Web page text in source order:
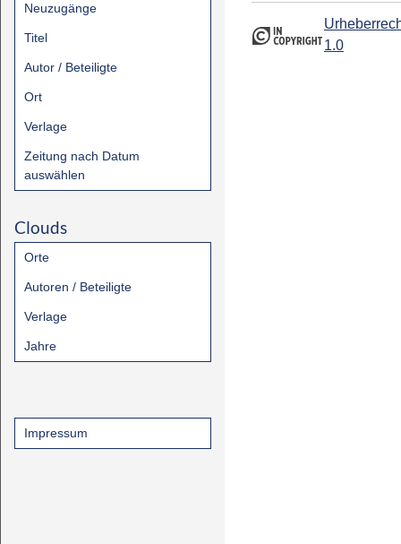
Neuzugänge
Titel
Autor / Beteiligte
Ort
Verlage
Zeitung nach Datum
auswählen
Clouds
Orte
Autoren / Beteiligte
Verlage
Jahre
Impressum
1.0